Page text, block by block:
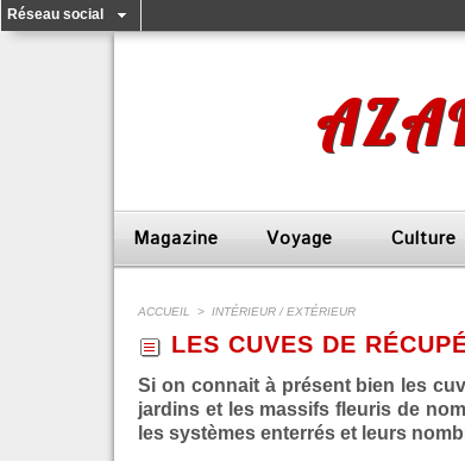
Réseau social
Magazine Voyage Culture
ACCUEIL > INTÉRIEUR / EXTÉRIEUR
LES CUVES DE
Si on connait à présent bien les
jardins et les massifs fleuris de
les systèmes enterrés et leurs